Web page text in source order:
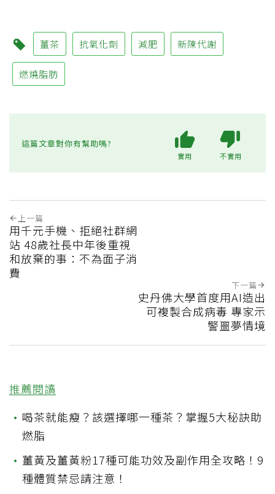
薑茶 抗氧化劑 減肥 新陳代謝
燃燒脂肪
這篇文章對你有幫助嗎?
實用 不實用
上一篇
用千元手機、拒絕社群網
站 48歲社長中年後重視
和放棄的事：不為面子消
費
下一篇
史丹佛大學首度用AI造出
可複製合成病毒 專家示
警噩夢情境
推薦閱讀
• 喝茶就能瘦？該選擇哪一種茶？掌握5大秘訣助
燃脂
• 薑黃及薑黃粉17種可能功效及副作用全攻略！9
種體質禁忌請注意！